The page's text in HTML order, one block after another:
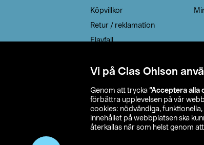
Vi på Clas Ohlson
Genom att trycka ”Acceptera alla
förbättra upplevelsen på vår
cookies: nödvändiga,
innehållet på webbplatsen ska
återkallas när som helst genom
Köpvillkor
Retur / reklamation
Elavfall
Leveransalternativ